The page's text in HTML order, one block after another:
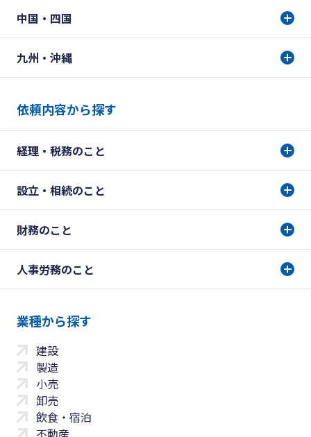
中国・四国
九州・沖縄
依頼内容から探す
経理・税務のこと
設立・相続のこと
財務のこと
人事労務のこと
業種から探す
建設
製造
小売
卸売
飲食・宿泊